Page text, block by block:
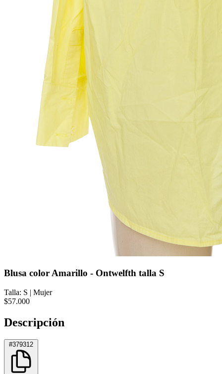
Blusa color Amarillo - Ontwelfth talla S
Talla: S | Mujer
$57.000
Descripción
#379312